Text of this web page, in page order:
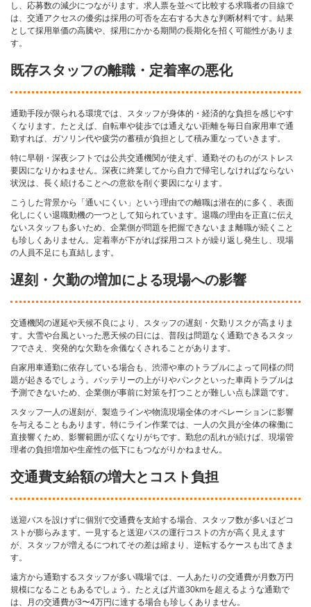
し、応募数の減少につながります。求人票を並べて比較する求職者の目線で
は、交通アクセスの優劣は採用の可否を左右する大きな判断材料です。結果
として採用単価の高騰や、採用にかかる期間の長期化を招く可能性がありま
す。
既存スタッフの離職・定着率の悪化
通勤手段が限られる環境では、スタッフが身体的・経済的な負担を感じやす
くなります。たとえば、自転車や徒歩では通えない距離を毎日自家用車で通
勤すれば、ガソリン代や疲労の蓄積が負担として積み重なっていきます。
特に早朝・深夜シフトでは公共交通機関が使えず、通勤そのものがストレス
要因になりかねません。深夜に終業してから自力で帰宅しなければならない
状況は、長く続けることへの意欲を削ぐ要因になります。
こうした背景から「通いにくい」という理由での離職は潜在的に多く、表面
化しにくい退職動機の一つとして知られています。退職の理由を正直に伝え
ないスタッフも多いため、企業側が問題を把握できないまま離職が続くこと
も珍しくありません。定着率が下がれば採用コストが繰り返し発生し、現場
の人員不足にも直結します。
遅刻・欠勤の増加による現場への影響
交通機関の遅延や天候不良により、スタッフの遅刻・欠勤リスクが高まりま
す。大雪や台風といった悪天候の日には、普段は問題なく通勤できるスタッ
フでさえ、突発的な欠勤を余儀なくされることがあります。
自家用車通勤に依存している場合も、渋滞や車のトラブルによって同様の問
題が起きるでしょう。バッテリーの上がりやパンクといった車両トラブルは
予測できないため、企業側が事前に対策を打つことが難しい点も課題です。
スタッフ一人の遅刻が、製造ラインや物流現場全体のオペレーションに影響
を与えることもあります。特にライン作業では、一人の欠員が全体の稼働に
直接響くため、影響範囲が広くなりがちです。勤怠の乱れが続けば、現場管
理者の負担増加や生産性の低下にもつながりかねません。
交通費支給額の増大とコスト負担
送迎バスを設けずに個別で交通費を支給する場合、スタッフ数が多いほどコ
ストが膨らみます。一見すると送迎バスの運行コストの方が高く見えます
が、スタッフが増えるにつれてその差は縮まり、逆転するケースも出てきま
す。
遠方から通勤するスタッフが多い職場では、一人あたりの交通費が月数万円
規模になることもあるでしょう。たとえば片道30kmを超えるような通勤で
は、月の交通費が3〜4万円に達する場合も珍しくありません。